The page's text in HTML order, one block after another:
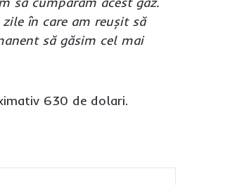
în care am reușit să
să găsim cel mai
630 de dolari.